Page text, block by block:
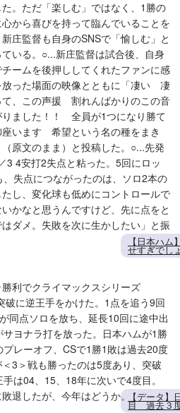
。ただ「楽しむ」ではなく、1勝の
から喜びを持って臨んでいることを
庄監督も自身のSNSで「愉しむ」と
いる。○...新庄監督は試合後、自身
ームを後押ししてくれたファンに感
った場面の映像とともに「凄い 凄
、この声援 割れんばかりのこの音
ました！！ 全員が1つになり勝て
います 希望という名の種をまき
原文のまま）と投稿した。○...先発
3 4安打2失点と粘った。5回にロッ
失点につながったのは、ソロ2本の
し、変化球も低めにコントロールで
かなと思うんですけど、先に点をと
ダメ。失敗を次に生かしたい」と振
【日本ハ
せすぎでし
利でクライマックスシリーズ
破に逆王手をかけた。1点を追う9回
同点ソロを放ち、延長10回に途中出
ヨナラ打を放った。日本ハムが1勝
レーオフ、CSで1勝1敗は過去20度
3＞戦も勝ったのは5度あり、突破
は04、15、18年に次いで4度目。
退したが、今年はどうか。
【データ
目 過去３